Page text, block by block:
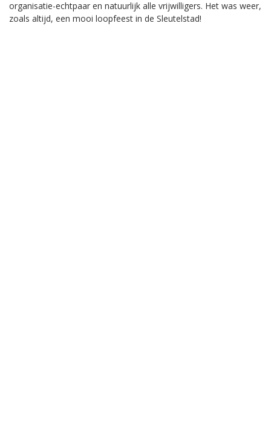
organisatie-echtpaar en natuurlijk alle vrijwilligers. Het was weer,
zoals altijd, een mooi loopfeest in de Sleutelstad!